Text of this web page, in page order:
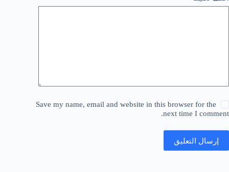
Save my name, email and website in this browser for the
next time I comment.
إرسال التعليق